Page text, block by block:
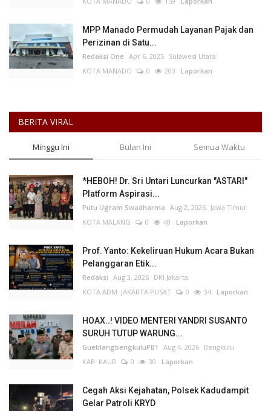
MPP Manado Permudah Layanan Pajak dan
Perizinan di Satu...
Redaksi One Apr 6, 2025 Sulawesi Utara
KOTA MANADO
0 203 Laporkan
BERITA VIRAL
Minggu Ini Bulan Ini Semua Waktu
*HEBOH! Dr. Sri Untari Luncurkan "ASTARI"
Platform Aspirasi...
Putu Ugram Swadharma Aug 2, 2026 Jawa Timur
KOTA MALANG
0 40 Laporkan
Prof. Yanto: Kekeliruan Hukum Acara Bukan
Pelanggaran Etik...
Redaksi Aug 3, 2026 DKI Jakarta
KOTA ADM. JAKARTA PUSAT
0 34 Laporkan
HOAX..! VIDEO MENTERI YANDRI SUSANTO
SURUH TUTUP WARUNG...
GuetilangbengkuluPB1 Aug 4, 2026 Bengkulu
KAB. KAUR
0 30 Laporkan
Cegah Aksi Kejahatan, Polsek Kadudampit
Gelar Patroli KRYD